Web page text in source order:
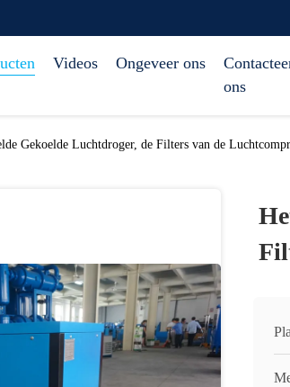
Videos Ongeveer ons
ons
Gekoelde Luchtdroger, de Filters van de